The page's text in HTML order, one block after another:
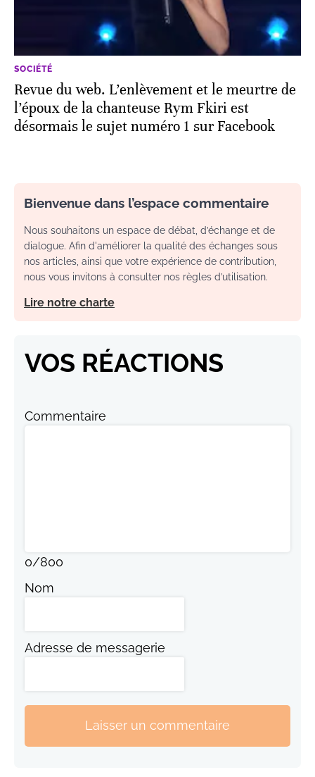
SOCIÉTÉ
Revue du web. L’enlèvement et le meurtre de
l’époux de la chanteuse Rym Fkiri est
désormais le sujet numéro 1 sur Facebook
Bienvenue dans l’espace commentaire
Nous souhaitons un espace de débat, d’échange et de
dialogue. Afin d'améliorer la qualité des échanges sous
nos articles, ainsi que votre expérience de contribution,
nous vous invitons à consulter nos règles d’utilisation.
Lire notre charte
VOS RÉACTIONS
Commentaire
0/800
Nom
Adresse de messagerie
Laisser un commentaire